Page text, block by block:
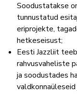
Soodustatakse
tunnustatud
eriprojekte,
hetkeseisust;
Eesti Jazzliit
rahvusvaheliste
ja soodustades